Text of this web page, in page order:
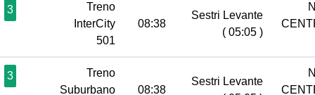
3
Treno
InterCity
501
08:38
Sestri Levante
( 05:05 )
3
Treno
Suburbano
08:38
Sestri Levante